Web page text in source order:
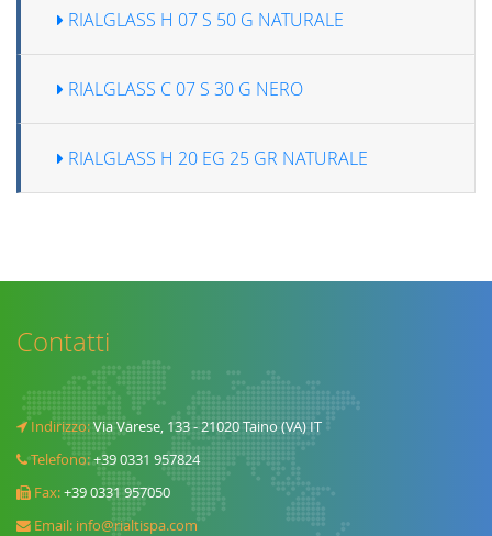
RIALGLASS H 07 S 50 G NATURALE
RIALGLASS C 07 S 30 G NERO
RIALGLASS H 20 EG 25 GR NATURALE
Contatti
Indirizzo:Via Varese, 133 - 21020 Taino (VA) IT
Telefono:+39 0331 957824
Fax:+39 0331 957050
Email: info@rialtispa.com